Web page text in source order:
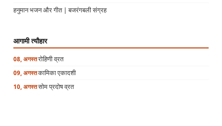
हनुमान भजन और गीत | बजरंगबली संग्रह
आगामी त्यौहार
08, अगस्तरोहिणी व्रत
09, अगस्तकामिका एकादशी
10, अगस्तसोम प्रदोष व्रत